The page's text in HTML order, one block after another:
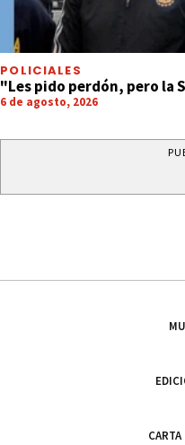
POLICIALES
"Les pido perdón, pero la
6 de agosto, 2026